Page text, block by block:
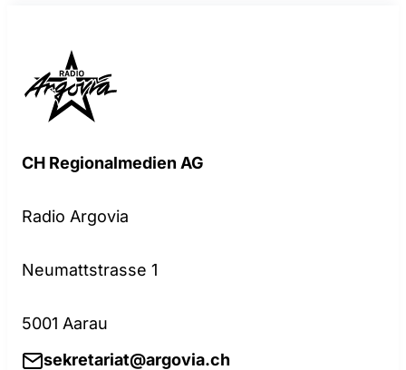
CH Regionalmedien AG
Radio Argovia
Neumattstrasse 1
5001 Aarau
sekretariat@argovia.ch